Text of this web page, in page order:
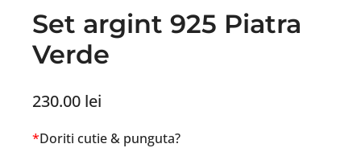
Set argint 925 Piatra
Verde
230.00 lei
*Doriti cutie & punguta?